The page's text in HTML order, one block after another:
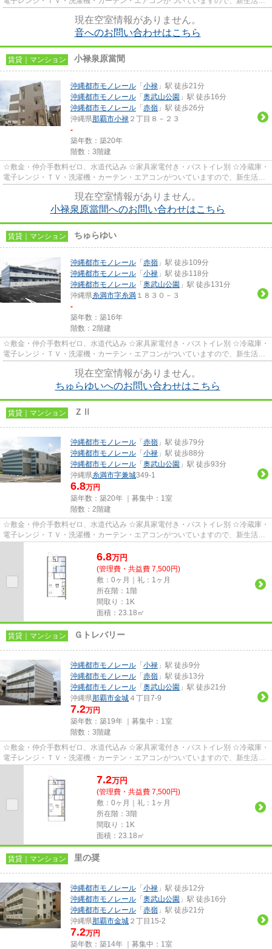
現在空室情報がありません。
音へのお問い合わせはこちら
賃貸｜マンション 小禄泉原當間
沖縄都市モノレール 「 小禄 」駅 徒歩21分
沖縄都市モノレール 「 奥武山公園 」駅 徒歩16分
沖縄都市モノレール 「 赤嶺 」駅 徒歩26分
沖縄県那覇市小禄 ２丁目８－２３
-
築年数：築20年
階数：3階建
☆敷金・仲介手数料ゼロ、水道代込み ☆家具家電付き・バストイレ別 ☆冷蔵庫・
電子レンジ・ＴＶ・洗濯機・カーテン・エアコンがついていますので、新生活が
現在空室情報がありません。
小禄泉原當間へのお問い合わせはこちら
賃貸｜マンション ちゅらゆい
沖縄都市モノレール 「 赤嶺 」駅 徒歩109分
沖縄都市モノレール 「 小禄 」駅 徒歩118分
沖縄都市モノレール 「 奥武山公園 」駅 徒歩131分
沖縄県糸満市字糸満 １８３０－３
-
築年数：築16年
階数：2階建
☆敷金・仲介手数料ゼロ、水道代込み ☆家具家電付き・バストイレ別 ☆冷蔵庫・
電子レンジ・ＴＶ・洗濯機・カーテン・エアコンがついていますので、新生活が
現在空室情報がありません。
ちゅらゆいへのお問い合わせはこちら
賃貸｜マンション ＺⅡ
沖縄都市モノレール 「 赤嶺 」駅 徒歩79分
沖縄都市モノレール 「 小禄 」駅 徒歩88分
沖縄都市モノレール 「 奥武山公園 」駅 徒歩93分
沖縄県糸満市字兼城349-1
6.8万円
築年数：築20年 ｜募集中： 1室
階数：2階建
☆敷金・仲介手数料ゼロ、水道代込み ☆家具家電付き・バストイレ別 ☆冷蔵庫・
電子レンジ・ＴＶ・洗濯機・カーテン・エアコンがついていますので、新生活が
6.8万円
(管理費・共益費 7,500円)
敷：0ヶ月｜礼：1ヶ月
所在階：1階
間取り：1K
面積：23.18㎡
賃貸｜マンション Ｇトレバリー
沖縄都市モノレール 「 小禄 」駅 徒歩9分
沖縄都市モノレール 「 赤嶺 」駅 徒歩13分
沖縄都市モノレール 「 奥武山公園 」駅 徒歩21分
沖縄県那覇市金城 ４丁目7-9
7.2万円
築年数：築19年 ｜募集中： 1室
階数：3階建
☆敷金・仲介手数料ゼロ、水道代込み ☆家具家電付き・バストイレ別 ☆冷蔵庫・
電子レンジ・ＴＶ・洗濯機・カーテン・エアコンがついていますので、新生活が
7.2万円
(管理費・共益費 7,500円)
敷：0ヶ月｜礼：1ヶ月
所在階：3階
間取り：1K
面積：23.18㎡
賃貸｜マンション 里の奨
沖縄都市モノレール 「 小禄 」駅 徒歩12分
沖縄都市モノレール 「 奥武山公園 」駅 徒歩16分
沖縄都市モノレール 「 赤嶺 」駅 徒歩21分
沖縄県那覇市金城 ２丁目15-2
7.2万円
築年数：築14年 ｜募集中： 1室